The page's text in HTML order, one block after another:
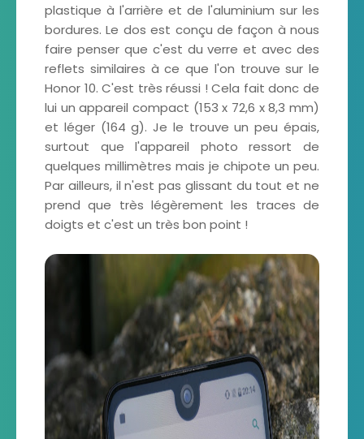
plastique à l'arrière et de l'aluminium sur les
bordures. Le dos est conçu de façon à nous
faire penser que c'est du verre et avec des
reflets similaires à ce que l'on trouve sur le
Honor 10. C'est très réussi ! Cela fait donc de
lui un appareil compact (153 x 72,6 x 8,3 mm)
et léger (164 g). Je le trouve un peu épais,
surtout que l'appareil photo ressort de
quelques millimètres mais je chipote un peu.
Par ailleurs, il n'est pas glissant du tout et ne
prend que très légèrement les traces de
doigts et c'est un très bon point !